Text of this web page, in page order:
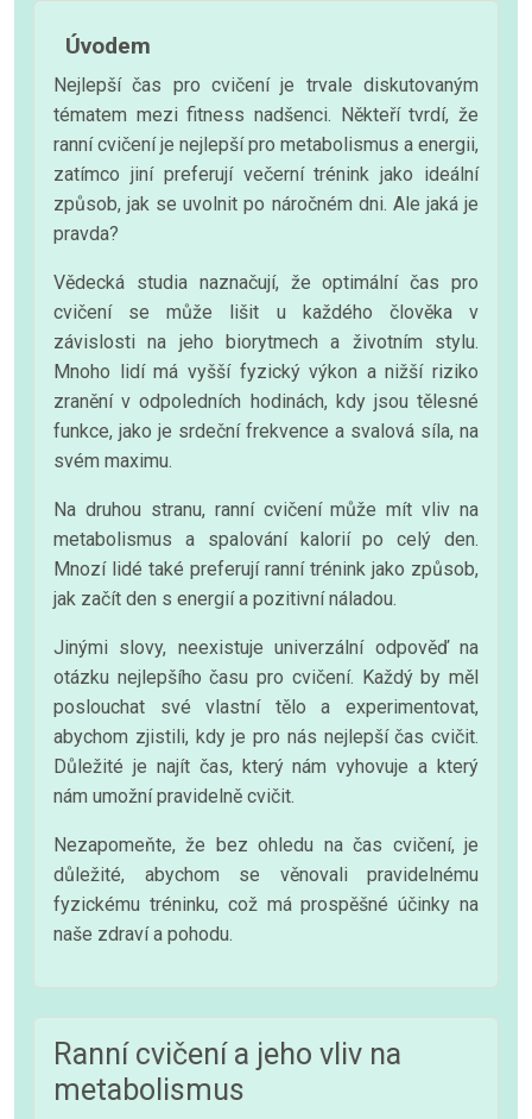
Úvodem
Nejlepší čas pro cvičení je trvale diskutovaným
tématem mezi fitness nadšenci. Někteří tvrdí, že
ranní cvičení je nejlepší pro metabolismus a energii,
zatímco jiní preferují večerní trénink jako ideální
způsob, jak se uvolnit po náročném dni. Ale jaká je
pravda?
Vědecká studia naznačují, že optimální čas pro
cvičení se může lišit u každého člověka v
závislosti na jeho biorytmech a životním stylu.
Mnoho lidí má vyšší fyzický výkon a nižší riziko
zranění v odpoledních hodinách, kdy jsou tělesné
funkce, jako je srdeční frekvence a svalová síla, na
svém maximu.
Na druhou stranu, ranní cvičení může mít vliv na
metabolismus a spalování kalorií po celý den.
Mnozí lidé také preferují ranní trénink jako způsob,
jak začít den s energií a pozitivní náladou.
Jinými slovy, neexistuje univerzální odpověď na
otázku nejlepšího času pro cvičení. Každý by měl
poslouchat své vlastní tělo a experimentovat,
abychom zjistili, kdy je pro nás nejlepší čas cvičit.
Důležité je najít čas, který nám vyhovuje a který
nám umožní pravidelně cvičit.
Nezapomeňte, že bez ohledu na čas cvičení, je
důležité, abychom se věnovali pravidelnému
fyzickému tréninku, což má prospěšné účinky na
naše zdraví a pohodu.
Ranní cvičení a jeho vliv na
metabolismus